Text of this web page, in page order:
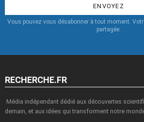
Vous pouvez vous désabonner à tout moment.
partagée.
RECHERCHE.FR
Média indépendant dédié aux découvertes
demain, et aux idées qui transforment notre